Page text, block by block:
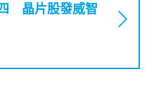
晶片股發威智